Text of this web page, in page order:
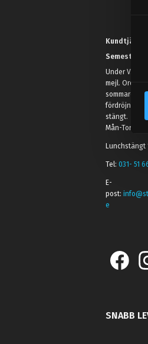
a
c
v
a
Kundtjänst
Under V.27 -
mejl. Ordrar
sommaren
fördröjning.
stängt.
Mån-Tors:
Lunchstängt
Tel:031- 51
E-
post:
e
SNABB